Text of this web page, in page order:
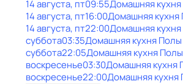
14 августа, пт09:55Домашняя
14 августа, пт16:00Домашняя
14 августа, пт22:00Домашняя
суббота03:35Домашняя кухня
суббота22:05Домашняя кухня
воскресенье03:30Домашняя кухня
воскресенье22:00Домашняя